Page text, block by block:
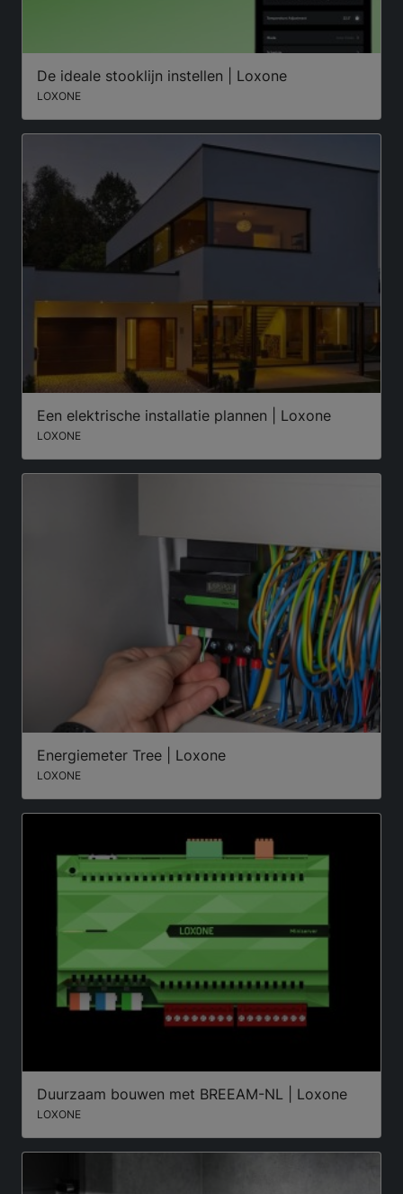
De ideale stooklijn instellen | Loxone
LOXONE
Een elektrische installatie plannen | Loxone
LOXONE
Energiemeter Tree | Loxone
LOXONE
Duurzaam bouwen met BREEAM-NL | Loxone
LOXONE